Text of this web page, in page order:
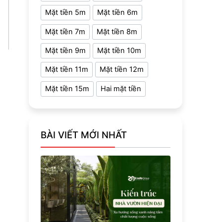
Mặt tiền 5m Mặt tiền 6m
Mặt tiền 7m Mặt tiền 8m
Mặt tiền 9m Mặt tiền 10m
Mặt tiền 11m Mặt tiền 12m
Mặt tiền 15m Hai mặt tiền
BÀI VIẾT MỚI NHẤT